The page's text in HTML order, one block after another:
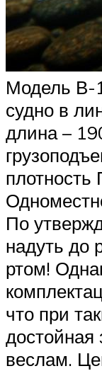
Модель В-
судно в
длина –
По
надуть до
ртом!
что при
веслам.